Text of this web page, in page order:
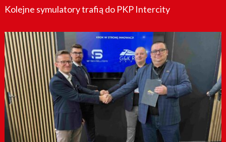
Kolejne symulatory trafią do PKP Intercity